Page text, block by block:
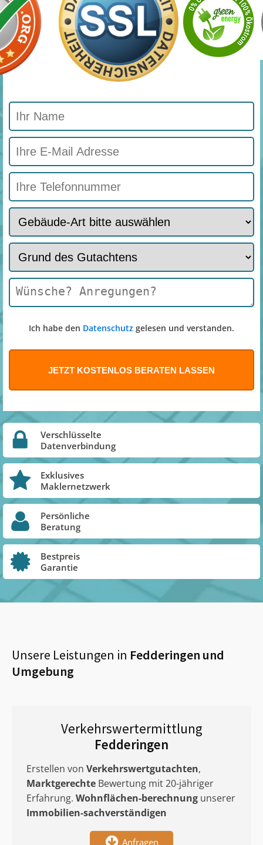
Ich habe den Datenschutz gelesen und verstanden.
Verschlüsselte
Datenverbindung
Exklusives
Maklernetzwerk
Persönliche
Beratung
Bestpreis
Garantie
Unsere Leistungen in Fedderingen und
Umgebung
Verkehrswertermittlung
Fedderingen
Erstellen von Verkehrswertgutachten,
Marktgerechte Bewertung mit 20-jähriger
Erfahrung. Wohnflächen-berechnung unserer
Immobilien-sachverständigen
Anfragen